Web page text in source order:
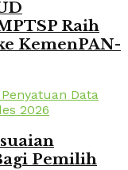
Raih
KemenPAN-
Pemilih